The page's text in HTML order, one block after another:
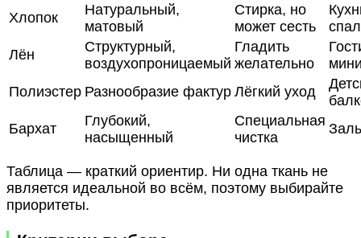
Хлопок
Натуральный,
матовый
Стирка, но
может сесть
Лён
Структурный,
воздухопроницаемый
Гладить
желательно
Полиэстер Разнообразие фактур Лёгкий уход
Бархат
Глубокий,
насыщенный
Специальная
чистка
Таблица — краткий ориентир. Ни одна ткань не
является идеальной во всём, поэтому выбирайте
приоритеты.